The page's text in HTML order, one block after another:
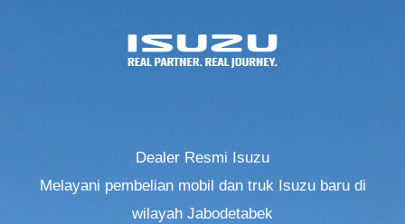
Dealer Resmi Isuzu
Melayani pembelian mobil dan truk Isuzu baru di
wilayah Jabodetabek